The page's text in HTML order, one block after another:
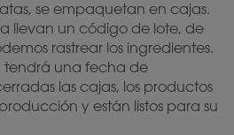
se empaquetan en cajas.
llevan un código de lote, de
rastrear los ingredientes.
tendrá una fecha de
las cajas, los productos
y están listos para su